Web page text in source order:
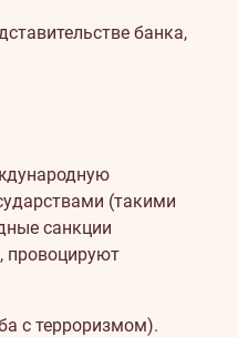
банка,
(такими
санкции
провоцируют
с терроризмом).